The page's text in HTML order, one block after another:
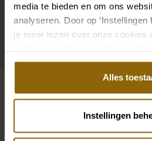
media te bieden en om ons
analyseren. Door op ‘Instellingen
je meer lezen over onze cookies
akkoord met het gebruik van alle
Alles
Instellingen
bruid en bruidegom vind je de
jouw jurk of trouwkostuum.
Ga naar accessoires
Bekijk